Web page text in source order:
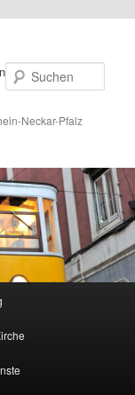
Neckar-Pfalz